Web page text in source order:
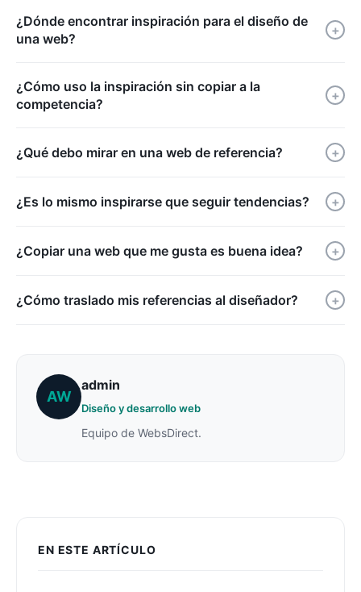
EN ESTE ARTÍCULO
¿Dónde encontrar inspiración para el diseño de
una web?
+
¿Cómo uso la inspiración sin copiar a la
competencia?
+
¿Qué debo mirar en una web de referencia? +
¿Es lo mismo inspirarse que seguir tendencias? +
¿Copiar una web que me gusta es buena idea? +
¿Cómo traslado mis referencias al diseñador? +
AW
admin
Diseño y desarrollo web
Equipo de WebsDirect.